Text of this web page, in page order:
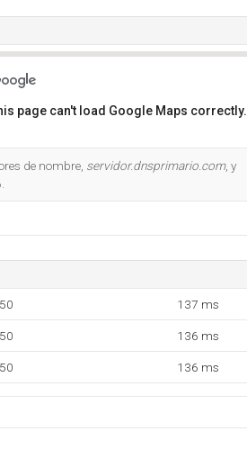
page can't load Google Maps correctly.
de nombre, servidor.dnsprimario.com, y
137 ms
136 ms
136 ms